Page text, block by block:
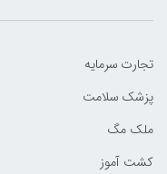
تجارت سرمایه
پزشک سلامت
ملک مگ
کشت آموز